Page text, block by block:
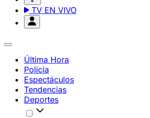
TV EN VIVO
Última Hora
Policía
Espectáculos
Tendencias
Deportes